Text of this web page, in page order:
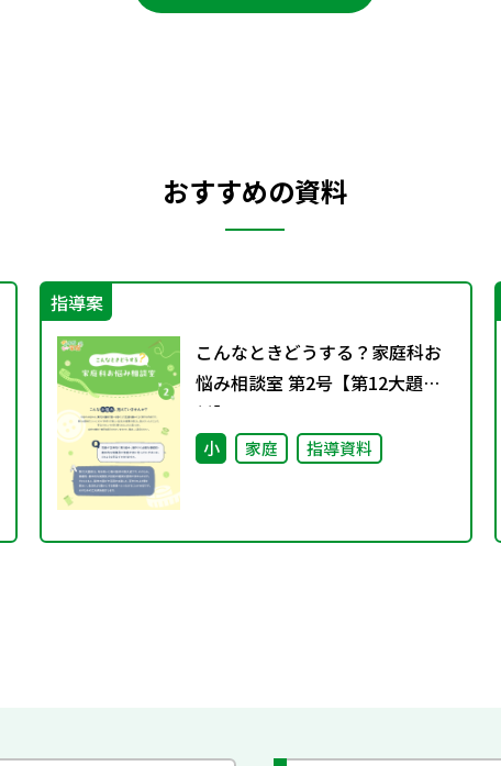
おすすめの資料
指導案
こんなときどうする？家庭科お
悩み相談室 第2号【第12大題
材】
小 家庭 指導資料